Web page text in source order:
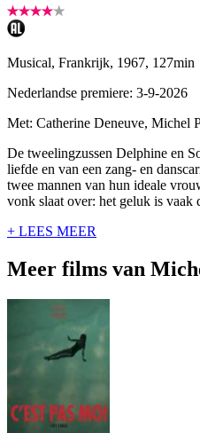
Musical, Frankrijk, 1967, 127min
Nederlandse premiere: 3-9-2026
Met: Catherine Deneuve, Michel
De tweelingzussen Delphine en
liefde en van een zang- en
twee mannen van hun ideale
vonk slaat over: het geluk is vaak
+ LEES MEER
Meer films van